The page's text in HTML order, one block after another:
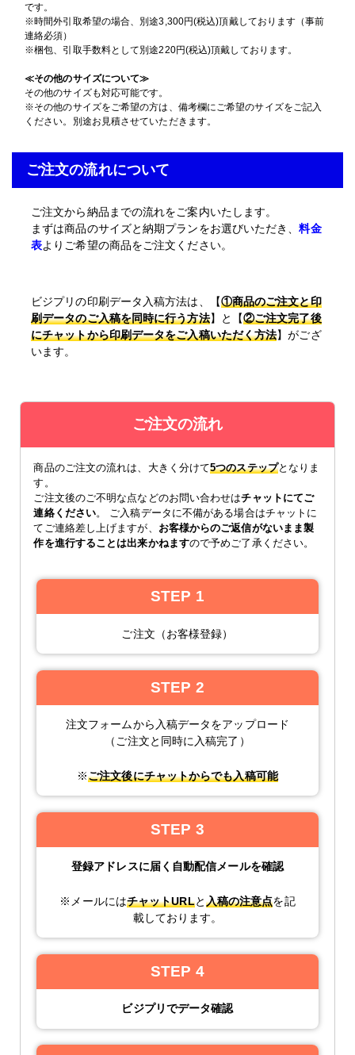
入稿・校了から3日後発送
16時までの入稿・校了で当日発送
通常便
入稿・校了から3時間（要確認）
半光沢紙＋マットラミ＋7mmスチレンパネル
サイズ B2(515mm×728mm)
激安便
16時までの入稿・校了で当日発送
入稿・校了から3時間（要確認）
B3サイズ パネル(白)
半光沢紙＋マットラミ＋7mmスチレンパネル
激安便 円
円
入稿・校了から3時間（要確認）
特急便 円
半光沢紙＋マットラミ＋7mmスチレンパネル
です。
※時間外引取希望の場合、別途3,300円(税込)頂戴しております（事前
連絡必須）
※梱包、引取手数料として別途220円(税込)頂戴しております。
≪その他のサイズについて≫
その他のサイズも対応可能です。
※その他のサイズをご希望の方は、備考欄にご希望のサイズをご記入
ください。別途お見積させていただきます。
ご注文の流れについて
ご注文から納品までの流れをご案内いたします。
まずは商品のサイズと納期プランをお選びいただき、料金
表よりご希望の商品をご注文ください。
ビジプリの印刷データ入稿方法は、【①商品のご注文と印
刷データのご入稿を同時に行う方法】と【②ご注文完了後
にチャットから印刷データをご入稿いただく方法】がござ
います。
ご注文の流れ
商品のご注文の流れは、大きく分けて5つのステップとなりま
す。
ご注文後のご不明な点などのお問い合わせはチャットにてご
連絡ください。 ご入稿データに不備がある場合はチャットに
てご連絡差し上げますが、 お客様からのご返信がないまま製
作を進行することは出来かねますので予めご了承ください。
STEP 1
ご注文（お客様登録）
STEP 2
注文フォームから入稿データをアップロード
（ご注文と同時に入稿完了）
※ご注文後にチャットからでも入稿可能
STEP 3
登録アドレスに届く自動配信メールを確認
※メールにはチャットURLと入稿の注意点を記
載しております。
STEP 4
ビジプリでデータ確認